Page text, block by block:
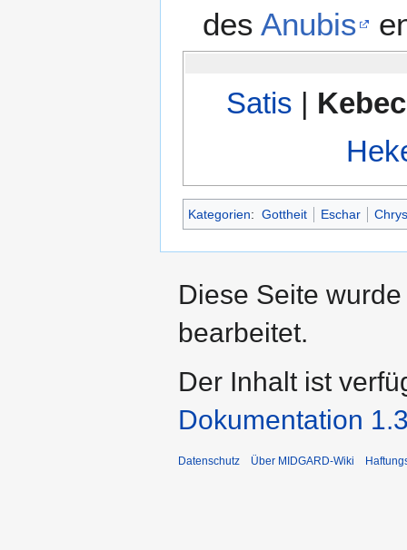
desAnubis
Satis |
Kategorien: Gottheit Eschar
Diese Seite
bearbeitet.
Der Inhalt ist
Dokumentation
Datenschutz Über MIDGARD-Wiki